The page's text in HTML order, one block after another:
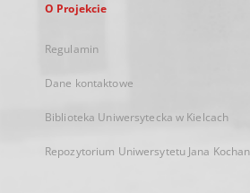
O Projekcie
Regulamin
Dane kontaktowe
Biblioteka Uniwersytecka w Kielcach
Repozytorium Uniwersytetu Jana